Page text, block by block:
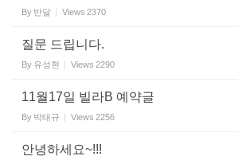
By 반달 Views 2370
질문 드립니다.
By 유성현 Views 2290
11월17일 빌라B 예약글
By 박태규 Views 2256
안녕하세요~!!!